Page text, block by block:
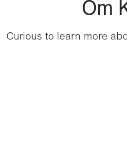
Om
Curious to learn more